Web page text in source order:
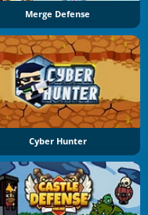
Merge Defense
Cyber Hunter